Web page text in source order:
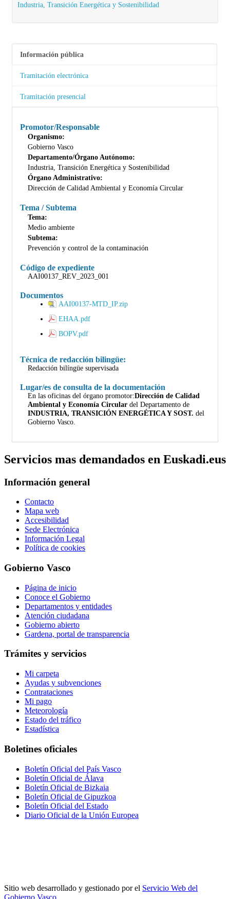
Industria, Transición Energética y Sostenibilidad
Información pública
Tramitación electrónica
Tramitación presencial
Promotor/Responsable
Organismo:
Gobierno Vasco
Departamento/Órgano Autónomo:
Industria, Transición Energética y Sostenibilidad
Órgano Administrativo:
Dirección de Calidad Ambiental y Economía Circular
Tema / Subtema
Tema:
Medio ambiente
Subtema:
Prevención y control de la contaminación
Código de expediente
AAI00137_REV_2023_001
Documentos
AAI00137-MTD_IP.zip
EHAA.pdf
BOPV.pdf
Técnica de redacción bilingüe:
Redacción bilíngüe supervisada
Lugar/es de consulta de la documentación
En las oficinas del órgano promotor:Dirección de Calidad
Ambiental y Economía Circular del Departamento de
INDUSTRIA, TRANSICIÓN ENERGÉTICA Y SOST. del
Gobierno Vasco.
Servicios mas demandados en Euskadi.eus
Información general
Contacto
Mapa web
Accesibilidad
Sede Electrónica
Información Legal
Política de cookies
Gobierno Vasco
Página de inicio
Conoce el Gobierno
Departamentos y entidades
Atención ciudadana
Gobierno abierto
Gardena, portal de transparencia
Trámites y servicios
Mi carpeta
Ayudas y subvenciones
Contrataciones
Mi pago
Meteorología
Estado del tráfico
Estadística
Boletines oficiales
Boletín Oficial del País Vasco
Boletín Oficial de Álava
Boletín Oficial de Bizkaia
Boletín Oficial de Gipuzkoa
Boletín Oficial del Estado
Diario Oficial de la Unión Europea
Sitio web desarrollado y gestionado por el Servicio Web del